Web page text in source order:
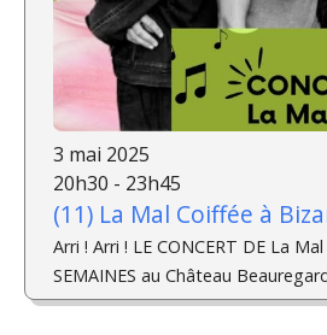
3 mai 2025
20h30 - 23h45
(11) La Mal Coiffée à
Arri ! Arri ! LE CONCERT DE La
SEMAINES au Château